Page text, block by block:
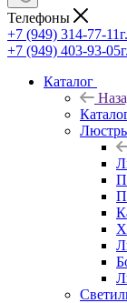
Телефоны
+7 (949) 314-77-11
+7 (949) 403-93-05
Каталог